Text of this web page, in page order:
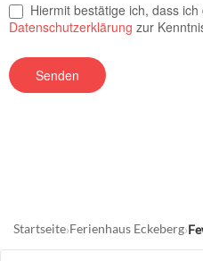
Hiermit bestätige ich, dass ich
Datenschutzerklärung zur
Startseite Ferienhaus Eckeberg